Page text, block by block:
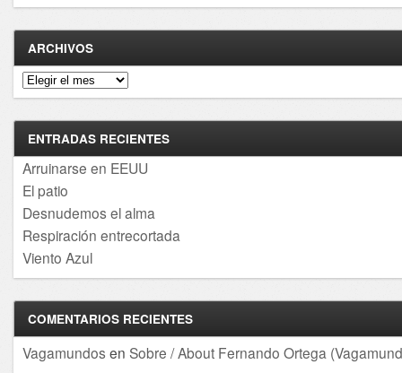
ARCHIVOS
Archivos
ENTRADAS RECIENTES
Arruinarse en EEUU
El patio
Desnudemos el alma
Respiración entrecortada
Viento Azul
COMENTARIOS RECIENTES
Vagamundos en Sobre / About Fernando Ortega